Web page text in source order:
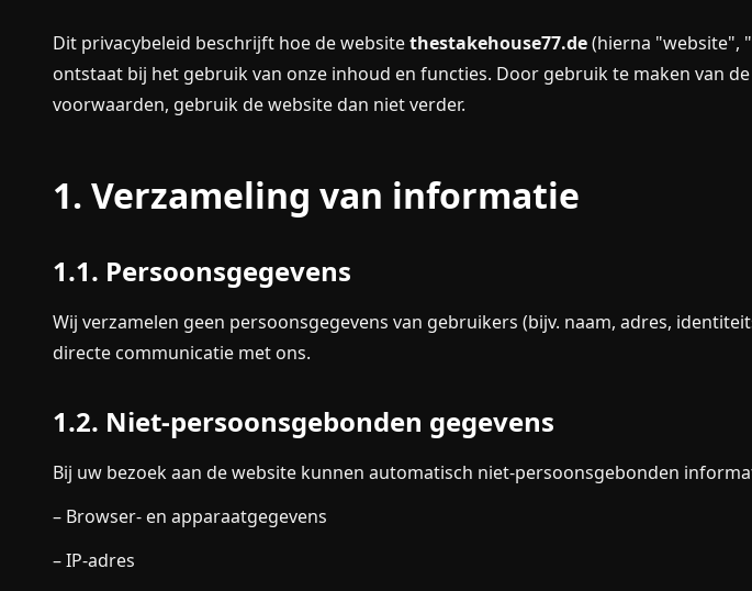
Dit privacybeleid beschrijft hoe de websitethestakehouse77.de(hierna "website",
ontstaat bij het gebruik van onze inhoud en functies. Door gebruik te maken van
voorwaarden, gebruik de website dan niet verder.
1. Verzameling van informatie
1.1. Persoonsgegevens
Wij verzamelen geen persoonsgegevens van gebruikers (bijv. naam, adres,
directe communicatie met ons.
1.2. Niet-persoonsgebonden gegevens
Bij uw bezoek aan de website kunnen automatisch niet-persoonsgebonden
– Browser- en apparaatgegevens
– IP-adres